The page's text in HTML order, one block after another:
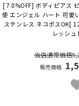
[７0%OFF] ボディピアス
使 エンジェル ハート 可愛
ステンレス ネコポスOK[
レッシュ
当店通常価格
販売価格